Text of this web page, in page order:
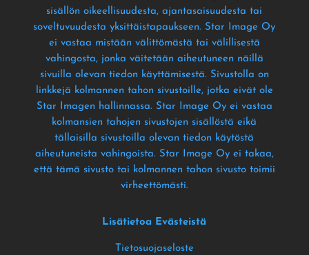
sisällön oikeellisuudesta, ajantasaisuudesta tai
soveltuvuudesta yksittäistapaukseen. Star Image Oy
ei vastaa mistään välittömästä tai välillisestä
vahingosta, jonka väitetään aiheutuneen näillä
sivuilla olevan tiedon käyttämisestä. Sivustolla on
linkkejä kolmannen tahon sivustoille, jotka eivät ole
Star Imagen hallinnassa. Star Image Oy ei vastaa
kolmansien tahojen sivustojen sisällöstä eikä
tällaisilla sivustoilla olevan tiedon käytöstä
aiheutuneista vahingoista. Star Image Oy ei takaa,
että tämä sivusto tai kolmannen tahon sivusto toimii
virheettömästi.
Lisätietoa Evästeistä
Tietosuojaseloste